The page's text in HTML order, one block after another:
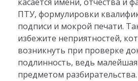
ПТУ, формулировки
подписи и мокрой печати.
избежите неприятностей,
возникнуть при проверке
подлинность, ведь
предметом разбирательства.